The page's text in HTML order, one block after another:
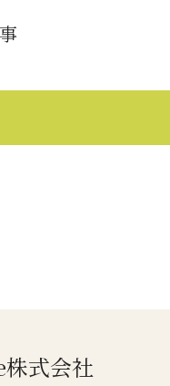
式会社